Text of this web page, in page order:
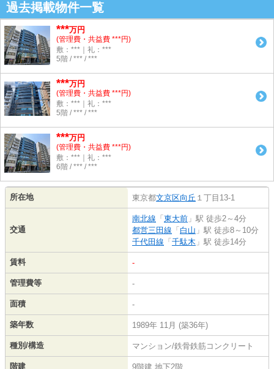
過去掲載物件一覧
***万円
(管理費・共益費 ***円)
敷：***｜礼：***
5階 / *** / ***
***万円
(管理費・共益費 ***円)
敷：***｜礼：***
5階 / *** / ***
***万円
(管理費・共益費 ***円)
敷：***｜礼：***
6階 / *** / ***
所在地 東京都文京区向丘 １丁目13-1
交通
南北線 「 東大前 」駅 徒歩2～4分
都営三田線 「 白山 」駅 徒歩8～10分
千代田線 「 千駄木 」駅 徒歩14分
賃料 -
管理費等 -
面積 -
築年数 1989年 11月 (築36年)
種別/構造 マンション/鉄骨鉄筋コンクリート
階建 9階建 地下2階